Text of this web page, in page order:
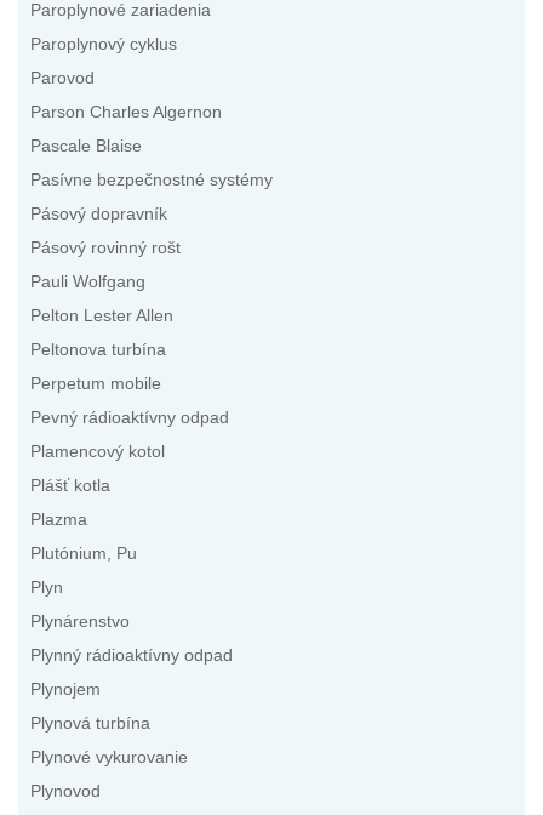
Paroplynové zariadenia
Paroplynový cyklus
Parovod
Parson Charles Algernon
Pascale Blaise
Pasívne bezpečnostné systémy
Pásový dopravník
Pásový rovinný rošt
Pauli Wolfgang
Pelton Lester Allen
Peltonova turbína
Perpetum mobile
Pevný rádioaktívny odpad
Plamencový kotol
Plášť kotla
Plazma
Plutónium, Pu
Plyn
Plynárenstvo
Plynný rádioaktívny odpad
Plynojem
Plynová turbína
Plynové vykurovanie
Plynovod